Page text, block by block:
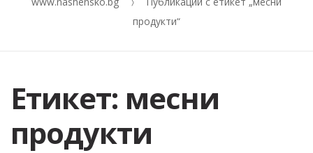
продукти“
Етикет: месни
продукти